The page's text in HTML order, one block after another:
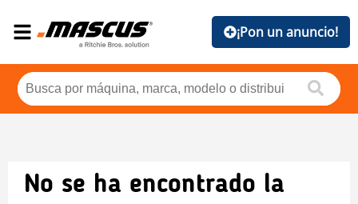
¡Pon un anuncio!
No se ha encontrado la